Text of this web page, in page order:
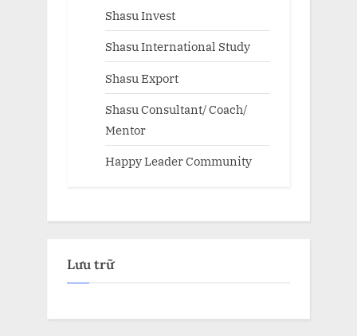
Shasu Invest
Shasu International Study
Shasu Export
Shasu Consultant/ Coach/
Mentor
Happy Leader Community
Lưu trữ